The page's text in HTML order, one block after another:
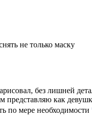
не только маску
без лишней
как
по мере необходимости